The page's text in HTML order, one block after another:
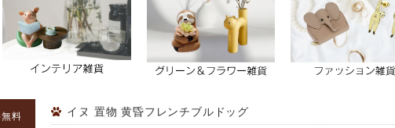
料 イヌ 置物 黄昏フレンチブルドッグ